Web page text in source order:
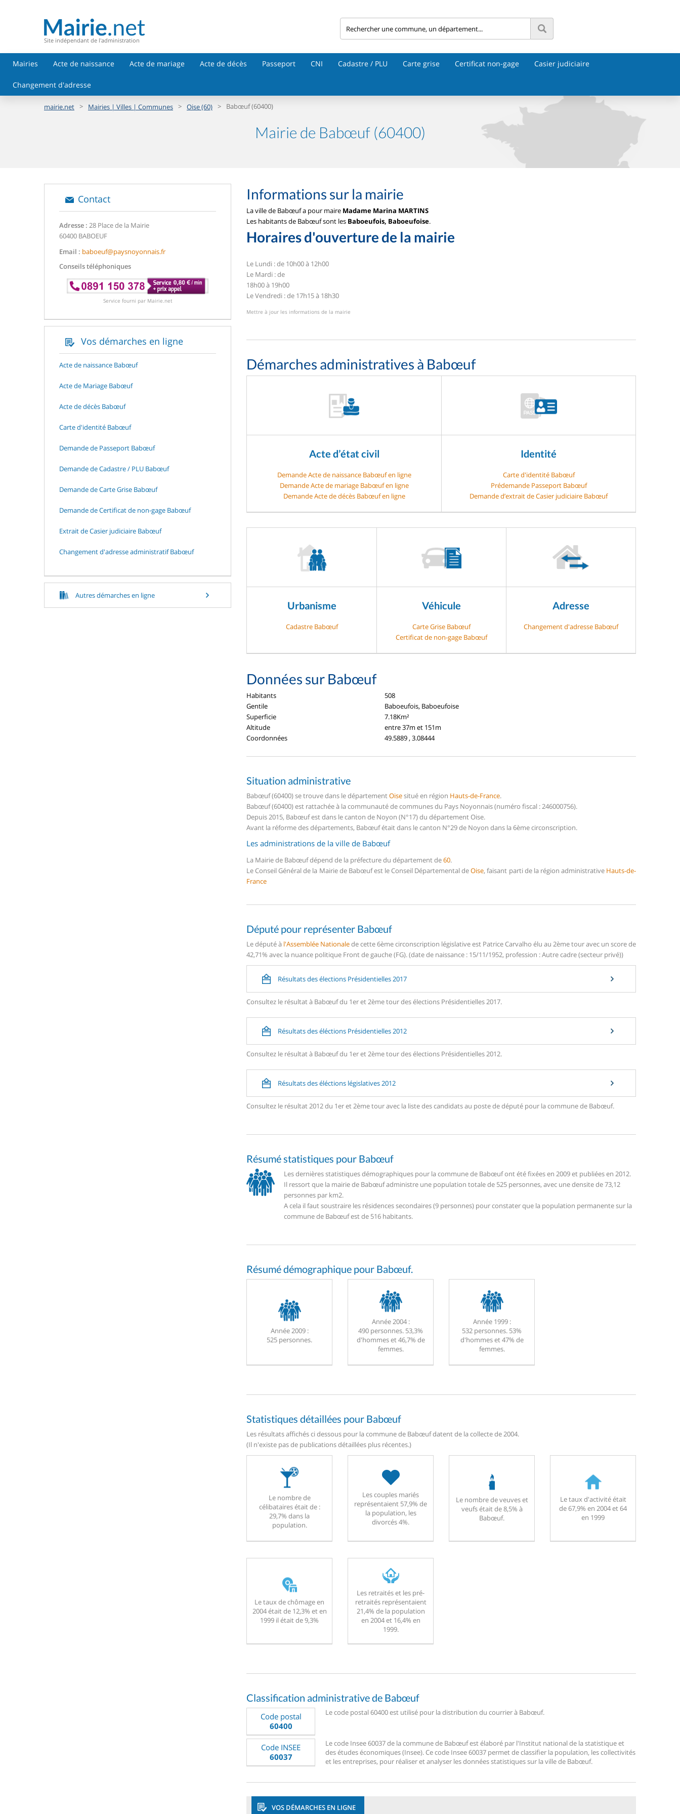
Site indépendant de l'administration
Mairies Acte de naissance Acte de mariage Acte de décès Passeport CNI Cadastre / PLU Carte grise Certificat non-gage Casier judiciaire
Changement d'adresse
mairie.net > Mairies | Villes | Communes > Oise (60) > Babœuf (60400)
Mairie de Babœuf (60400)
Contact
Adresse : 28 Place de la Mairie
60400 BABOEUF
Email : baboeuf@paysnoyonnais.fr
Conseils téléphoniques
Service fourni par Mairie.net
Vos démarches en ligne
Acte de naissance Babœuf
Acte de Mariage Babœuf
Acte de décès Babœuf
Carte d'identité Babœuf
Demande de Passeport Babœuf
Demande de Cadastre / PLU Babœuf
Demande de Carte Grise Babœuf
Demande de Certificat de non-gage Babœuf
Extrait de Casier judiciaire Babœuf
Changement d'adresse administratif Babœuf
Autres démarches en ligne
Informations sur la mairie
La ville de Babœuf a pour maire Madame Marina MARTINS
Les habitants de Babœuf sont les Baboeufois, Baboeufoise.
Horaires d'ouverture de la mairie
Le Lundi : de 10h00 à 12h00
Le Mardi : de
18h00 à 19h00
Le Vendredi : de 17h15 à 18h30
Mettre à jour les informations de la mairie
Démarches administratives à Babœuf
Acte d’état civil
Demande Acte de naissance Babœuf en ligne
Demande Acte de mariage Babœuf en ligne
Demande Acte de décès Babœuf en ligne
Identité
Carte d'identité Babœuf
Prédemande Passeport Babœuf
Demande d’extrait de Casier judiciaire Babœuf
Urbanisme
Cadastre Babœuf
Véhicule
Carte Grise Babœuf
Certificat de non-gage Babœuf
Adresse
Changement d'adresse Babœuf
Données sur Babœuf
Habitants
508
Gentile
Baboeufois, Baboeufoise
Superficie
7.18Km²
Altitude
entre 37m et 151m
Coordonnées
49.5889 , 3.08444
Situation administrative
Babœuf (60400) se trouve dans le départementOisesitué en région Hauts-de-France.
Babœuf (60400) est rattachée à la communauté de communes du Pays Noyonnais (numéro fiscal : 246000756).
Depuis 2015, Babœuf est dans le canton de Noyon (N°17) du département Oise.
Avant la réforme des départements, Babœuf était dans le canton N°29 de Noyon dans la 6ème circonscription.
Les administrations de la ville de Babœuf
La Mairie de Babœuf dépend de la préfecture du département de60.
Le Conseil Général de la Mairie de Babœuf est le Conseil Départemental deOise, faisant parti de la région administrative Hauts-de-
France
Député pour représenter Babœuf
Le député à l'Assemblée Nationalede cette 6ème circonscription législative est Patrice Carvalho élu au 2ème tour avec un score de
42,71% avec la nuance politique Front de gauche (FG). (date de naissance : 15/11/1952, profession : Autre cadre (secteur privé))
Résultats des élections Présidentielles 2017
Consultez le résultat à Babœuf du 1er et 2ème tour des élections Présidentielles 2017.
Résultats des éléctions Présidentielles 2012
Consultez le résultat à Babœuf du 1er et 2ème tour des élections Présidentielles 2012.
Résultats des éléctions législatives 2012
Consultez le résultat 2012 du 1er et 2ème tour avec la liste des candidats au poste de député pour la commune de Babœuf.
Résumé statistiques pour Babœuf
Les dernières statistiques démographiques pour la commune de Babœuf ont été fixées en 2009 et publiées en 2012.
Il ressort que la mairie de Babœuf administre une population totale de 525 personnes, avec une densite de 73,12
personnes par km2.
A cela il faut soustraire les résidences secondaires (9 personnes) pour constater que la population permanente sur la
commune de Babœuf est de 516 habitants.
Résumé démographique pour Babœuf.
Année 2009 :
525 personnes.
Année 2004 :
490 personnes. 53,3%
d'hommes et 46,7% de
femmes.
Année 1999 :
532 personnes. 53%
d'hommes et 47% de
femmes.
Statistiques détaillées pour Babœuf
Les résultats affichés ci dessous pour la commune de Babœuf datent de la collecte de 2004.
(Il n'existe pas de publications détaillées plus récentes.)
Le nombre de
célibataires était de :
29,7% dans la
population.
Les couples mariés
représentaient 57,9% de
la population, les
divorcés 4%.
Le nombre de veuves et
veufs était de 8,5% à
Babœuf.
Le taux d'activité était
de 67,9% en 2004 et 64
en 1999
Le taux de chômage en
2004 était de 12,3% et en
1999 il était de 9,3%
Les retraités et les pré-
retraités représentaient
21,4% de la population
en 2004 et 16,4% en
1999.
Classification administrative de Babœuf
Code postal
60400
Le code postal 60400 est utilisé pour la distribution du courrier à Babœuf.
Code INSEE
60037
Le code Insee 60037 de la commune de Babœuf est élaboré par l'Institut national de la statistique et
des études économiques (Insee). Ce code Insee 60037 permet de classifier la population, les collectivités
et les entreprises, pour réaliser et analyser les données statistiques sur la ville de Babœuf.
VOS DÉMARCHES EN LIGNE